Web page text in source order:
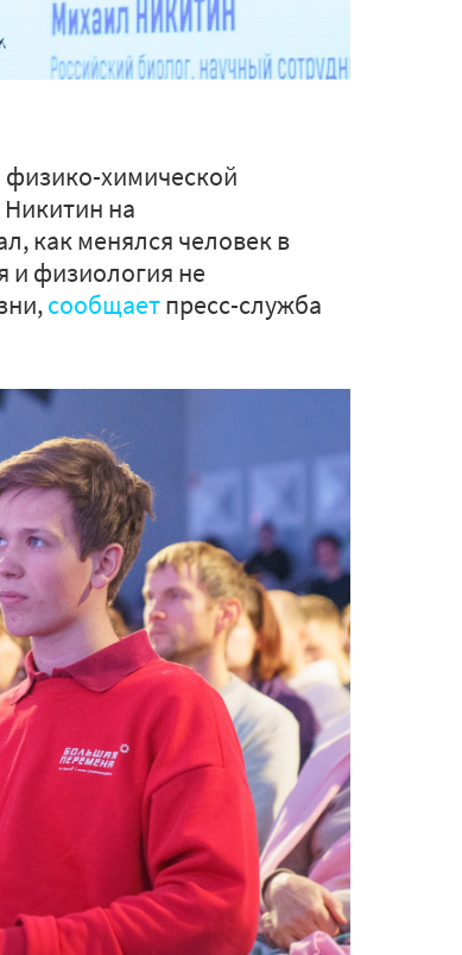
физико-химической
на
как менялся человек в
и физиология не
сообщаетпресс-служба